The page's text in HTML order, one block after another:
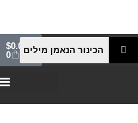
$0.00
0